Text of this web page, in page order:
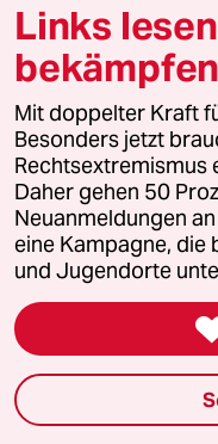
H
06.06.2011,
"Seit der
nicht mehr
21 andere
nimmt, ist
Musterland."
wäre es 21
und schon
nicht mehr
Thema.
Musterland.
Links
bekämpfen
Mit doppelter Kraft
Besonders jetzt
Rechtsextremismus
Daher gehen 50
Neuanmeldungen
eine Kampagne, die
und Jugendorte